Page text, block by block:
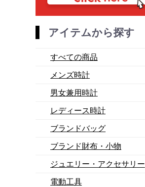
アイテムから探す
すべての商品
メンズ時計
男女兼用時計
レディース時計
ブランドバッグ
ブランド財布・小物
ジュエリー・アクセサリー
電動工具